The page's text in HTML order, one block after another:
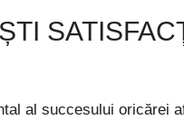
al succesului oricărei